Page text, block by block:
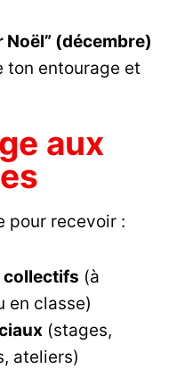
Noël” (décembre)
ton entourage et
aux
pour recevoir :
collectifs (à
en classe)
(stages,
ateliers)